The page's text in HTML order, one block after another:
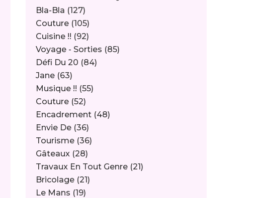
Bla-Bla (127)
Couture (105)
Cuisine !! (92)
Voyage - Sorties (85)
Défi Du 20 (84)
Jane (63)
Musique !! (55)
Couture (52)
Encadrement (48)
Envie De (36)
Tourisme (36)
Gâteaux (28)
Travaux En Tout Genre (21)
Bricolage (21)
Le Mans (19)